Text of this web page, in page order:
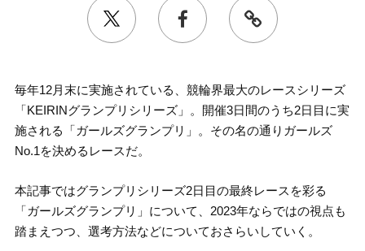
毎年12月末に実施されている、競輪界最大のレースシリーズ
「KEIRINグランプリシリーズ」。開催3日間のうち2日目に実
施される「ガールズグランプリ」。その名の通りガールズ
No.1を決めるレースだ。
本記事ではグランプリシリーズ2日目の最終レースを彩る
「ガールズグランプリ」について、 2023年ならではの視点も
踏まえつつ、選考方法などについておさらいしていく。